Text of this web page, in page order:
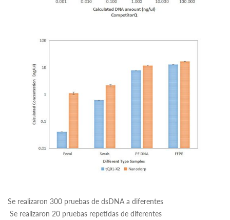
Se realizaron 300 pruebas de dsDNA a diferentes
Se realizaron 20 pruebas repetidas de diferentes